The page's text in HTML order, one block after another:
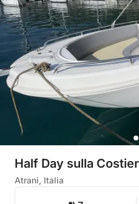
Half Day sulla
Atrani, Italia